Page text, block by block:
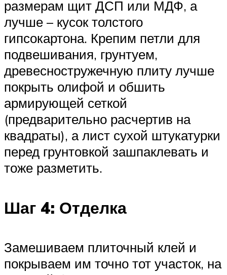
размерам щит ДСП или МДФ, а
лучше – кусок толстого
гипсокартона. Крепим петли для
подвешивания, грунтуем,
древесностружечную плиту лучше
покрыть олифой и обшить
армирующей сеткой
(предварительно расчертив на
квадраты), а лист сухой штукатурки
перед грунтовкой зашпаклевать и
тоже разметить.
Шаг 4: Отделка
Замешиваем плиточный клей и
покрываем им точно тот участок, на